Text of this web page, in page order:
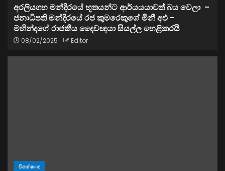
අරලියගහ මන්දිරයේ භූතයන්ට ආර්යයයාවත් බය වෙලා –
ජනාධිපති මන්දිරයේ රජ කුමරෙකුගේ මිනී අළු –
මහින්දගේ රාජකීය දෛවඥයා සියල්ල හෙළිකරයි
08/02/2025 Editor
විශේෂාංග